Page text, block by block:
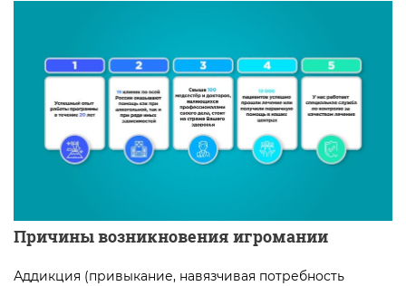
Причины возникновения игромании
Аддикция (привыкание, навязчивая потребность